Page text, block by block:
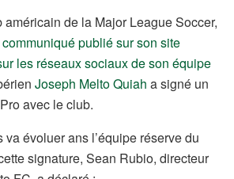
américain de la Major League Soccer,
publié sur son site
les réseaux sociaux de son équipe
Joseph Melto Quiah a signé un
avec le club.
évoluer ans l’équipe réserve du
signature, Sean Rubio, directeur